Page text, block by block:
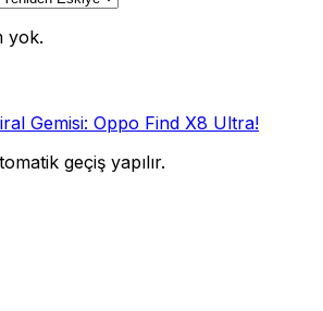
yok.
Gemisi: Oppo Find X8 Ultra!
geçiş yapılır.